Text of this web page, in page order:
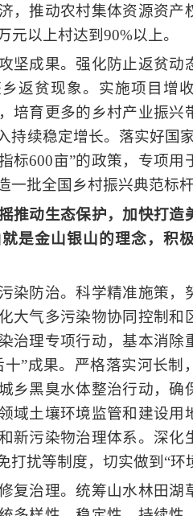
，推动农村集体资源资产
元以上村达到90%以上。
成果。强化防止返贫动
返贫现象。实施项目增
培育更多的乡村产业振兴
持续稳定增长。落实好国
标600亩”的政策，专项用
一批全国乡村振兴典范标
推动生态保护，加快打
是金山银山的理念，积
防治。科学精准施策，
大气多污染物协同控制和
治理专项行动，基本消除
十”成果。严格落实河长制
乡黑臭水体整治行动，确
域土壤环境监管和建设用
新污染物治理体系。深化
打扰等制度，切实做到“环
治理。统筹山水林田湖